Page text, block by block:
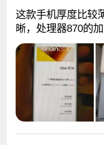
这款手机厚度比较
晰，处理器870的
般的速度来形容，
度音箱，值得购买。